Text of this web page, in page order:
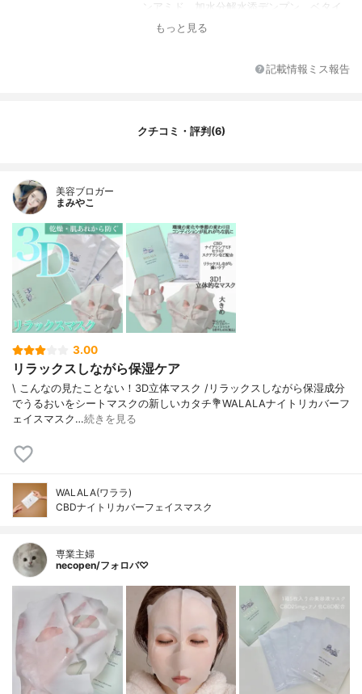
ンアミド、加水分解水添デンプン、ベタイ
ン、キシリトール、イノシトール、フラー
フォリアバラ花エキス、キハダ樹皮エキ
ドNG、エクトイン、ジヒドロキシプロピル
レンジ果皮油、ニュウコウジュ油、イソス
テアリン酸、オクチルドデカノール、PEG-
60水添ヒマシ油、ステアリン酸ポリグリセ
リル-10、グリチルリチン酸2K、キサンタン
ガム、トコフェロール、グリセリン、水酸
化Na、カルボマー、エチルヘキシルグリセ
リン、フェノキシエタノール
内容量
25ml×5枚
香り
内容量のバリエーション
なし
もっと見る
記載情報ミス報告
クチコミ・評判(6)
美容ブロガー
まみやこ
3.00
リラックスしながら保湿ケア
\ こんなの見たことない！3D立体マスク /⁡リラックスしながら保湿成分
でうるおいをシートマスクの新しいカタチ⁡⁡💐WALALAナイトリカバーフ
ェイスマスク⁡⁡…続きを見る
WALALA(ワララ)
CBDナイトリカバーフェイスマスク
専業主婦
necopen/フォロバ♡